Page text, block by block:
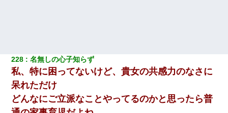
228 名無しの心子知らず
私、特に困ってないけど、貴女の共感力のなさに
呆れただけ
どんなにご立派なことやってるのかと思ったら普